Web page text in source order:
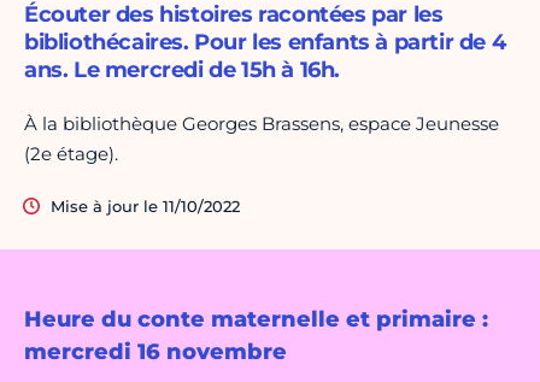
Heure du conte maternelle et primaire :
mercredi 16 novembre
Écouter des histoires racontées par les
bibliothécaires. Pour les enfants à partir de 4
ans. Le mercredi de 15h à 16h.
À la bibliothèque Georges Brassens, espace Jeunesse
(2e étage).
Mise à jour le 11/10/2022